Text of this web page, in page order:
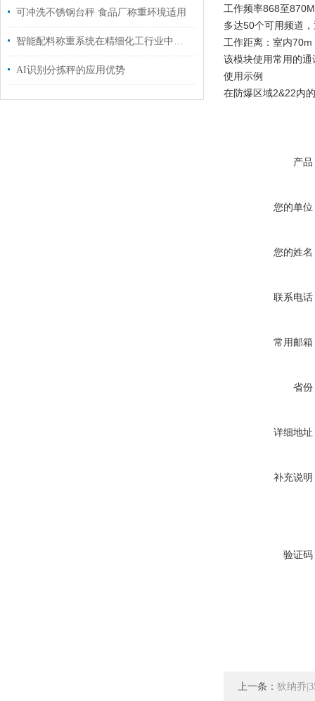
可冲洗不锈钢台秤 食品厂称重环境适用
智能配料称重系统在精细化工行业中的应用
AI识别分拣秤的应用优势
工作频率868至
多达50个可用频道
工作距离：室内
该模块使用常用的
使用示例
在防爆区域2&22内
产品
您的单位
您的姓名
联系电话
常用邮箱
省份
详细地址
补充说明
验证码
上一条： 狄纳乔